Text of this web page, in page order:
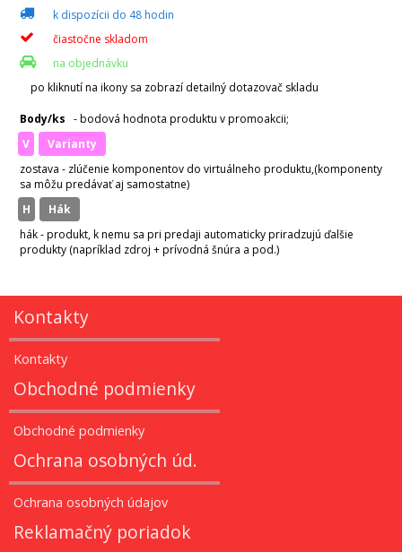
k dispozícii do 48 hodin
čiastočne skladom
na objednávku
po kliknutí na ikony sa zobrazí detailný dotazovač skladu
Body/ks - bodová hodnota produktu v promoakcii;
v
varianty
zostava - zlúčenie komponentov do virtuálneho produktu,(komponenty
sa môžu predávať aj samostatne)
H
hák
hák - produkt, k nemu sa pri predaji automaticky priradzujú ďalšie
produkty (napríklad zdroj + prívodná šnúra a pod.)
Kontakty
Kontakty
Obchodné podmienky
Obchodné podmienky
Ochrana osobných úd.
Ochrana osobných údajov
Reklamačný poriadok